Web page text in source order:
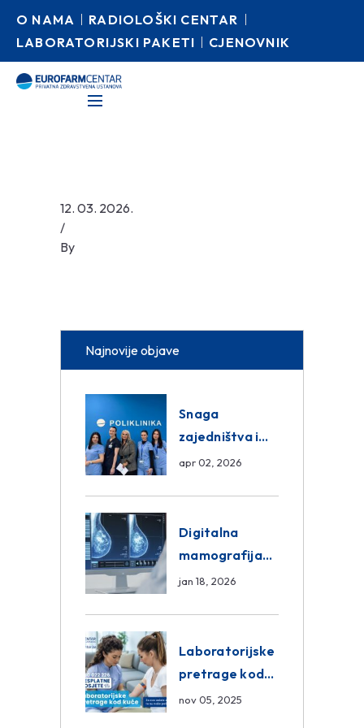
O NAMA
RADIOLOŠKI CENTAR
LABORATORIJSKI PAKETI
CJENOVNIK
12. 03. 2026.
/
By
Najnovije objave
Snaga
zajedništva i
razmjena
Group
apr 02, 2026
Digitalna
mamografija
Sarajevo –
Centar
Poliklinika
jan 18, 2026
Laboratorijske
pretrage kod
kuće – novo u
nov 05, 2025